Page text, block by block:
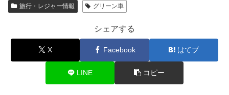
旅行・レジャー情報 グリーン車
シェアする
X Facebook はてブ
LINE コピー